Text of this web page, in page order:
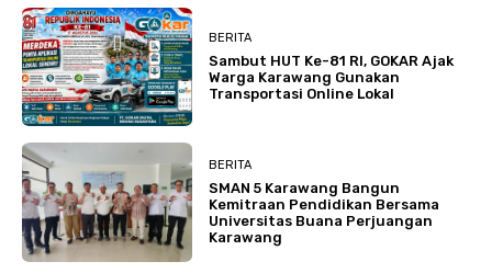
BERITA
Sambut HUT Ke-81 RI, GOKAR Ajak
Warga Karawang Gunakan
Transportasi Online Lokal
BERITA
SMAN 5 Karawang Bangun
Kemitraan Pendidikan Bersama
Universitas Buana Perjuangan
Karawang